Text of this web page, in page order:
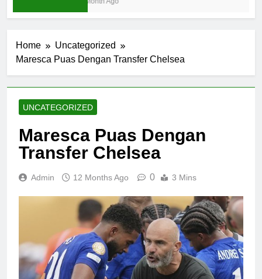
Home
Uncategorized
Maresca Puas Dengan Transfer Chelsea
UNCATEGORIZED
Maresca Puas Dengan
Transfer Chelsea
Admin 12 Months Ago 0 3 Mins